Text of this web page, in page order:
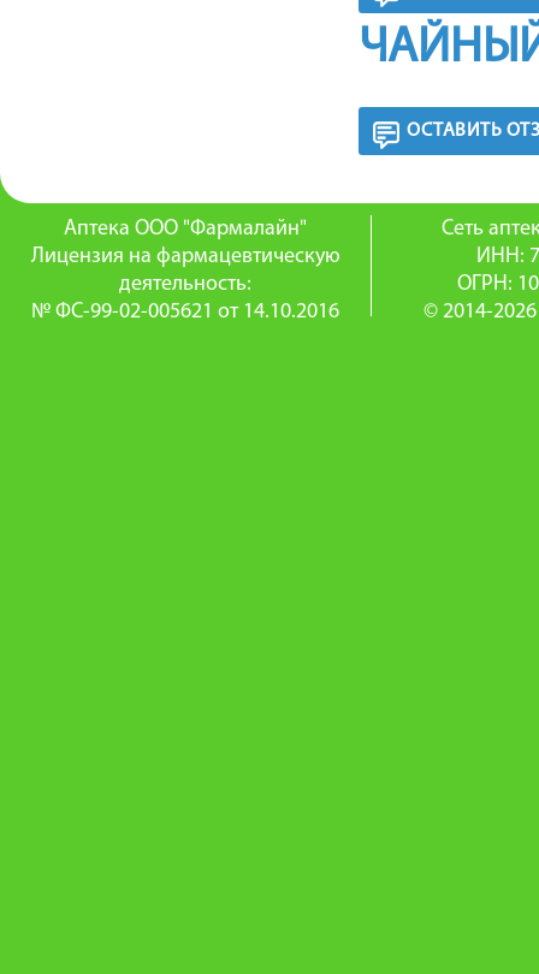
ОСТАВИТЬ
Аптека ООО "Фармалайн"
Лицензия на фармацевтическую
деятельность:
№ ФС-99-02-005621 от 14.10.2016
Сеть
ИНН:
ОГРН:
© 2014-